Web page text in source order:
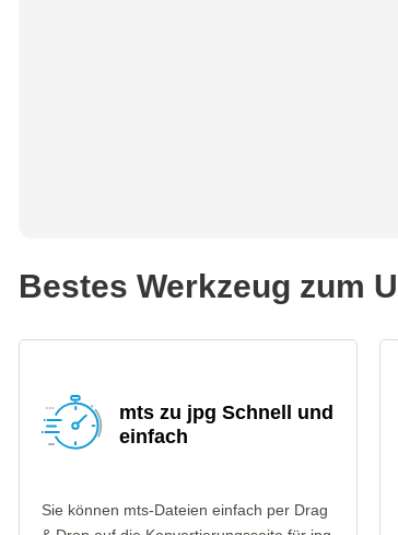
Bestes Werkzeug zum
mts zu jpg Schnell und
einfach
Sie können mts-Dateien einfach per Drag